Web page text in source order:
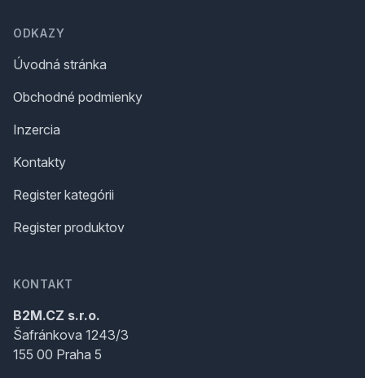
ODKAZY
Úvodná stránka
Obchodné podmienky
Inzercia
Kontakty
Register kategórii
Register produktov
KONTAKT
B2M.CZ s.r.o.
Šafránkova 1243/3
155 00 Praha 5